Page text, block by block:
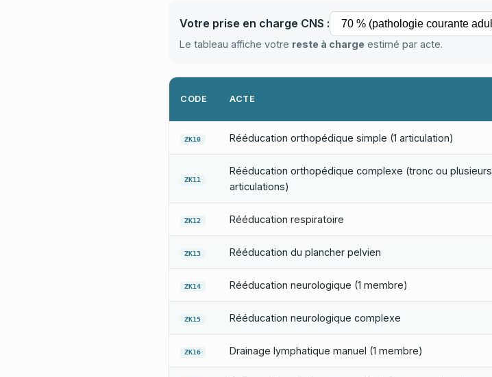
Votre prise en charge CNS :
Le tableau affiche votre reste à charge estimé par acte.
CODE ACTE
ZK10 Rééducation orthopédique simple (1 articulation)
ZK11
Rééducation orthopédique complexe (tronc ou plusieurs
articulations)
ZK12 Rééducation respiratoire
ZK13 Rééducation du plancher pelvien
ZK14 Rééducation neurologique (1 membre)
ZK15 Rééducation neurologique complexe
ZK16 Drainage lymphatique manuel (1 membre)